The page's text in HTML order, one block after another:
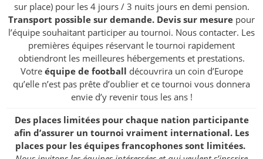
sur place) pour les 4 jours / 3 nuits jours en demi pension.
Transport possible sur demande. Devis sur mesure pour
l’équipe souhaitant participer au tournoi. Nous contacter. Les
premières équipes réservant le tournoi rapidement
obtiendront les meilleures hébergements et prestations.
Votre équipe de football découvrira un coin d’Europe
qu’elle n’est pas prête d’oublier et ce tournoi vous donnera
envie d’y revenir tous les ans !
Des places limitées pour chaque nation participante
afin d’assurer un tournoi vraiment international. Les
places pour les équipes francophones sont limitées.